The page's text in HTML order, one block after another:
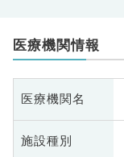
医療機関情報
医療機関名
施設種別